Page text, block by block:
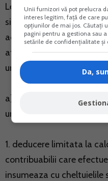
Legea nr. 227/2015
si completarile
acordate si serviciile
afectate de conflictul
urmatoarele reguli
a) pentru platitorii de
urmatoarele reguli:
1. deducere limitata la
contribuabilii care
insumeaza cu cheltuielile
Unii furnizori vă pot prelucra
interes legitim, față de care
opțiunilor de mai jos. Căutați
pagini pentru a gestiona sau
setările de confidențialitate și
Da,